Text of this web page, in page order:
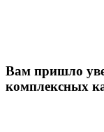
Вам пришло
комплексных